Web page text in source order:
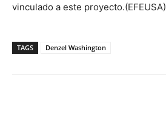
vinculado a este proyecto.(EFEUSA)
TAGS Denzel Washington